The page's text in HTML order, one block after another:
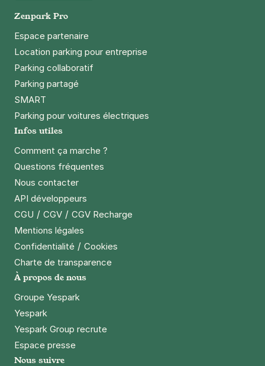
Zenpark Pro
Espace partenaire
Location parking pour entreprise
Parking collaboratif
Parking partagé
SMART
Parking pour voitures électriques
Infos utiles
Comment ça marche ?
Questions fréquentes
Nous contacter
API développeurs
CGU / CGV / CGV Recharge
Mentions légales
Confidentialité / Cookies
Charte de transparence
À propos de nous
Groupe Yespark
Yespark
Yespark Group recrute
Espace presse
Nous suivre